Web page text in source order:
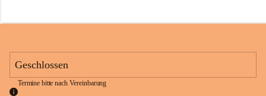
n
Geschlossen
Termine bitte nach Vereinbarung